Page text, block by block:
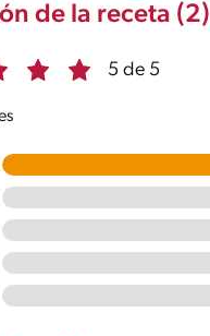
de la receta (2)
5 de 5